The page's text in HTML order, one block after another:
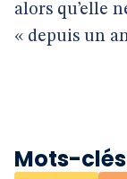
alors qu’elle
« depuis un
Mots-clés